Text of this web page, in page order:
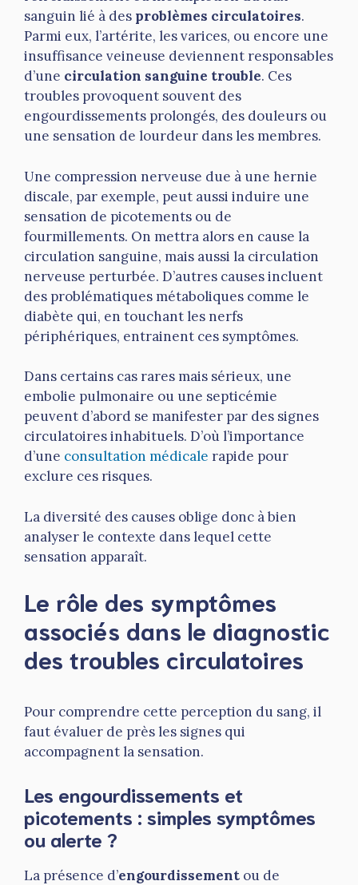
sanguin lié à des problèmes circulatoires.
Parmi eux, l’artérite, les varices, ou encore une
insuffisance veineuse deviennent responsables
d’une circulation sanguine trouble. Ces
troubles provoquent souvent des
engourdissements prolongés, des douleurs ou
une sensation de lourdeur dans les membres.
Une compression nerveuse due à une hernie
discale, par exemple, peut aussi induire une
sensation de picotements ou de
fourmillements. On mettra alors en cause la
circulation sanguine, mais aussi la circulation
nerveuse perturbée. D’autres causes incluent
des problématiques métaboliques comme le
diabète qui, en touchant les nerfs
périphériques, entrainent ces symptômes.
Dans certains cas rares mais sérieux, une
embolie pulmonaire ou une septicémie
peuvent d’abord se manifester par des signes
circulatoires inhabituels. D’où l’importance
d’une consultation médicale rapide pour
exclure ces risques.
La diversité des causes oblige donc à bien
analyser le contexte dans lequel cette
sensation apparaît.
Le rôle des symptômes
associés dans le diagnostic
des troubles circulatoires
Pour comprendre cette perception du sang, il
faut évaluer de près les signes qui
accompagnent la sensation.
Les engourdissements et
picotements : simples symptômes
ou alerte ?
La présence d’engourdissement ou de